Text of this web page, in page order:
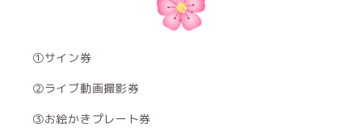
①サイン券
②ライブ動画撮影券
③お絵かきプレート券